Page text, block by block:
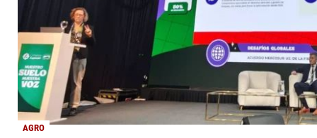
AGRO